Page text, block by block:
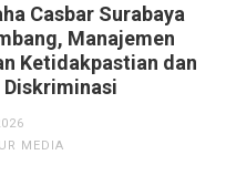
Casbar Surabaya
Manajemen
Ketidakpastian dan
Diskriminasi
MEDIA